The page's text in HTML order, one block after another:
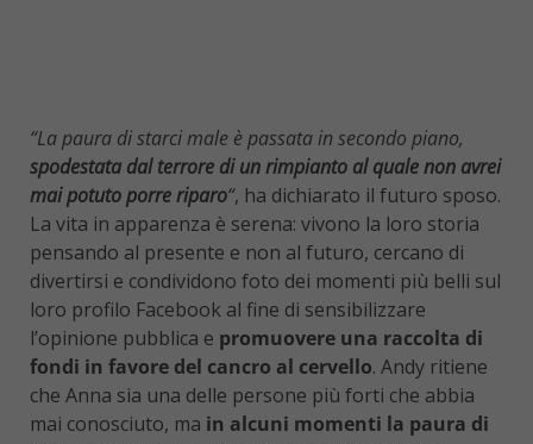
“La paura di starci male è passata in secondo piano,
spodestata dal terrore di un rimpianto al quale non avrei
mai potuto porre riparo“, ha dichiarato il futuro sposo.
La vita in apparenza è serena: vivono la loro storia
pensando al presente e non al futuro, cercano di
divertirsi e condividono foto dei momenti più belli sul
loro profilo Facebook al fine di sensibilizzare
l’opinione pubblica e promuovere una raccolta di
fondi in favore del cancro al cervello. Andy ritiene
che Anna sia una delle persone più forti che abbia
mai conosciuto, ma in alcuni momenti la paura di